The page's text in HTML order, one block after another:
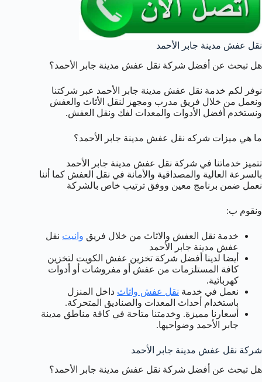
نقل عفش مدينة جابر الأحمد
هل تبحث عن أفضل شركة نقل عفش مدينة جابر الأحمد؟
نوفر لكم خدمة نقل عفش مدينة جابر الأحمد عبر شركتنا
ونعمل من خلال فريق مدرب ومجهز لنقل الأثاث والعفش
ونستخدم أفضل الأدوات والمعدات لفك ونقل العفش.
ما هي ميزات شركه نقل عفش مدينة جابر الأحمد؟
تتميز خدماتنا في شركة نقل عفش مدينة جابر الأحمد
بالسرعة العالية والمصداقية والأمانة في نقل العفش كما أننا
نعمل ضمن برنامج معين ووفق ترتيب خاص بالشركة
ونقوم ب:
خدمة نقل العفش والاثاث من خلال فريق وانيت نقل
عفش مدينة جابر الأحمد
أيضا لدينا أفضل شركة تخزين عفش الكويت لتخزين
كافة المستلزمات من عفش أو مفروشات أو أدوات
كهربائية.
نعمل في خدمة نقل عفش واثاث داخل المنزل
باستخدام أحداث المعدات والصناديق المتحركة.
أسعارنا مميزة. وخدمتنا متاحة في كافة مناطق مدينة
جابر الأحمد وضواحيها.
شركة نقل عفش مدينة جابر الأحمد
هل تبحث عن أفضل شركة نقل عفش مدينة جابر الأحمد؟